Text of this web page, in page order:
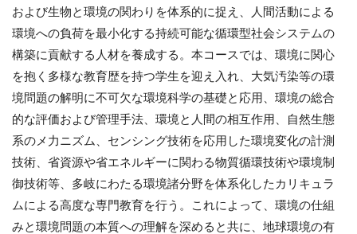
および生物と環境の関わりを体系的に捉え、人間活動による
環境への負荷を最小化する持続可能な循環型社会システムの
構築に貢献する人材を養成する。本コースでは、環境に関心
を抱く多様な教育歴を持つ学生を迎え入れ、大気汚染等の環
境問題の解明に不可欠な環境科学の基礎と応用、環境の総合
的な評価および管理手法、環境と人間の相互作用、自然生態
系のメ力ニズム、センシング技術を応用した環境変化の計測
技術、省資源や省エネルギーに関わる物質循環技術や環境制
御技術等、多岐にわたる環境諸分野を体系化したカリキュラ
ムによる高度な専門教育を行う。これによって、環境の仕組
みと環境問題の本質への理解を深めると共に、地球環境の有